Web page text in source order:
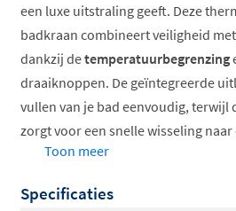
een luxe uitstraling geeft. Deze
badkraan combineert veiligheid
dankzij detemperatuurbegrenzing
draaiknoppen. De geïntegreerde
vullen van je bad eenvoudig,
zorgt voor een snelle wisseling
Verkrijgbaar in diverse prachtige
Toon meer
Specificaties